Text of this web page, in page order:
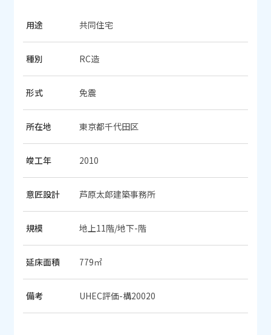
用途 共同住宅
種別 RC造
形式 免震
所在地 東京都千代田区
竣工年 2010
意匠設計 芦原太郎建築事務所
規模 地上11階/地下-階
延床面積 779㎡
備考 UHEC評価-構20020